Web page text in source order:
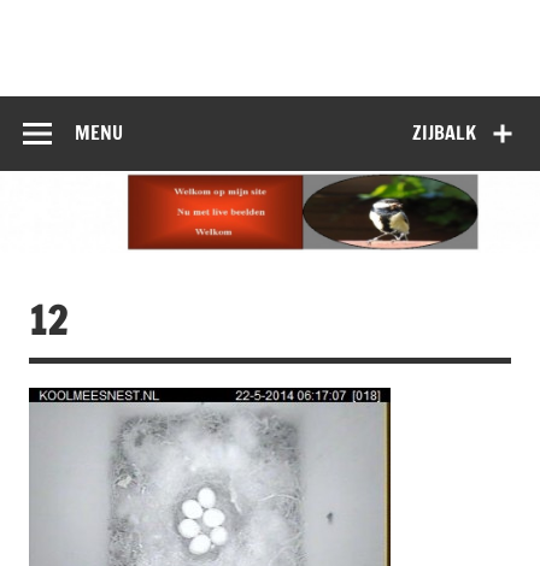
ZIJBALK
MENU
12